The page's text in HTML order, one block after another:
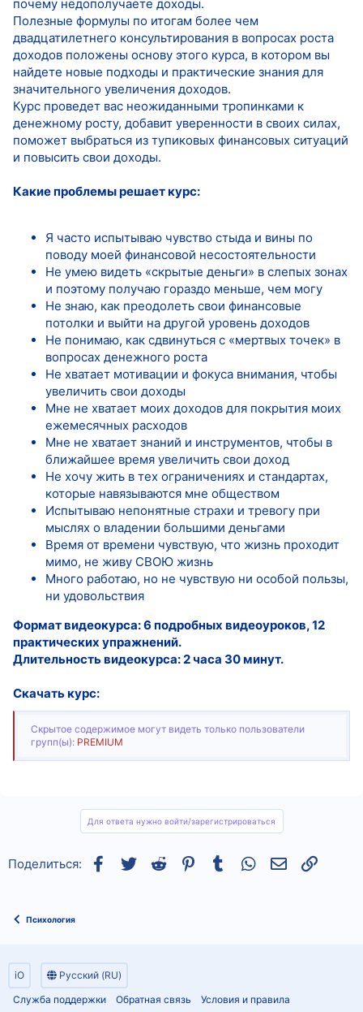
почему недополучаете доходы.
Полезные формулы по итогам более чем
двадцатилетнего консультирования в вопросах роста
доходов положены основу этого курса, в котором вы
найдете новые подходы и практические знания для
значительного увеличения доходов.
Курс проведет вас неожиданными тропинками к
денежному росту, добавит уверенности в своих силах,
поможет выбраться из тупиковых финансовых ситуаций
и повысить свои доходы.
Какие проблемы решает курс:
Я часто испытываю чувство стыда и вины по
поводу моей финансовой несостоятельности
Не умею видеть «скрытые деньги» в слепых зонах
и поэтому получаю гораздо меньше, чем могу
Не знаю, как преодолеть свои финансовые
потолки и выйти на другой уровень доходов
Не понимаю, как сдвинуться с «мертвых точек» в
вопросах денежного роста
Не хватает мотивации и фокуса внимания, чтобы
увеличить свои доходы
Мне не хватает моих доходов для покрытия моих
ежемесячных расходов
Мне не хватает знаний и инструментов, чтобы в
ближайшее время увеличить свои доход
Не хочу жить в тех ограничениях и стандартах,
которые навязываются мне обществом
Испытываю непонятные страхи и тревогу при
мыслях о владении большими деньгами
Время от времени чувствую, что жизнь проходит
мимо, не живу СВОЮ жизнь
Много работаю, но не чувствую ни особой пользы,
ни удовольствия
Формат видеокурса: 6 подробных видеоуроков, 12
практических упражнений.
Длительность видеокурса: 2 часа 30 минут.
Скачать курс:
Скрытое содержимое могут видеть только пользователи
групп(ы): PREMIUM
Для ответа нужно войти/зарегистрироваться
Поделиться: Facebook
TwitterReddit Pinterest
Tumblr WhatsAppСсылка
Психология
iO
Русский (RU)
Служба поддержки
Обратная связь Условия и правила